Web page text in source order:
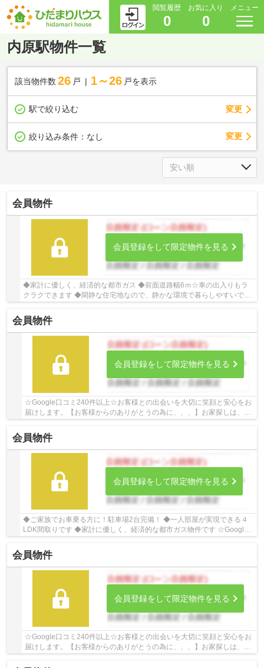
閲覧履歴
0
お気に入り
0
メニュー
内原駅物件一覧
該当物件数 26 戸 1～26 戸を表示
駅で絞り込む 変更
絞り込み条件： なし 変更
会員物件
会員登録をして限定物件を見る
◆家計に優しく、経済的な都市ガス ◆前面道路幅6ｍ☆車の出入りもラ
クラクできます ◆閑静な住宅地なので、静かな環境で暮らしやすいです
会員物件
会員登録をして限定物件を見る
☆Google口コミ240件以上☆お客様との出会いを大切に笑顔と安心をお
届けします。【お客様からのありがとうの為に、、、】お家探しは、ひ
だまりハウスにご相談ください！
会員物件
会員登録をして限定物件を見る
◆ご家族でお車乗る方に！駐車場2台完備！ ◆一人部屋が実現できる４
LDK間取りです ◆家計に優しく、経済的な都市ガス物件です ☆Google
口コミ200件以上☆お客様との出会いを大切に笑顔と...
会員物件
会員登録をして限定物件を見る
☆Google口コミ240件以上☆お客様との出会いを大切に笑顔と安心をお
届けします。【お客様からのありがとうの為に、、、】お家探しは、ひ
だまりハウスにご相談ください！